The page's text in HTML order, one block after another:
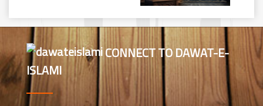
محمد وقاص (مرکزی جامعۃ المدینہ
فیضان مدینہ،کراچی ،پاکستان)
محمد سعد عمران (درجہ عالیہ مرکزی
جامعۃ المدینہ فیضانِ مدینہ ،کراچی
،پاکستان)
CONNECT TO DAWAT-E-
ISLAMI